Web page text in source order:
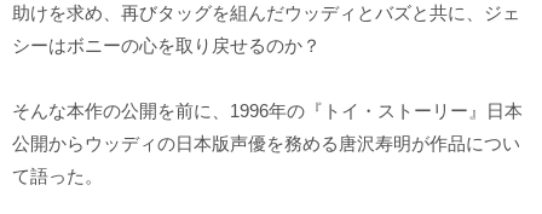
助けを求め、再びタッグを組んだウッディとバズと共に、ジェ
シーはボニーの心を取り戻せるのか？
そんな本作の公開を前に、1996年の『トイ・ストーリー』日本
公開からウッディの日本版声優を務める唐沢寿明が作品につい
て語った。